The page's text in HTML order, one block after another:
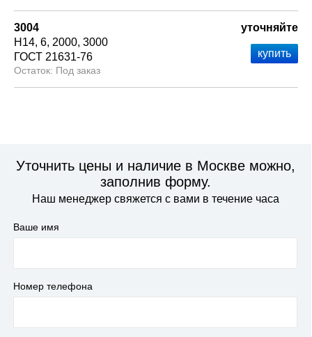
3004
Н14 6 2000 3000
ГОСТ 21631-76
Под заказ
уточняйте
Уточнить цены и наличие в Москве можно,
заполнив форму.
Наш менеджер свяжется с вами в течение часа
Ваше имя
Номер телефона